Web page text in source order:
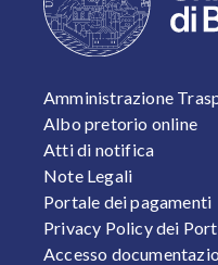
FOOTER 1
Amministrazione
Albo pretorio online
Atti di notifica
Note Legali
Portale dei pagamenti
Privacy Policy dei
Accesso